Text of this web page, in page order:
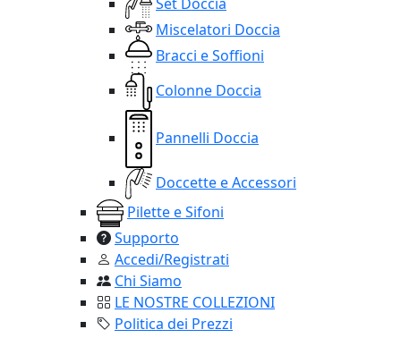
Miscelatori Doccia
Bracci e Soffioni
Colonne Doccia
Pannelli Doccia
Doccette e Accessori
Pilette e Sifoni
Supporto
Accedi/Registrati
Chi Siamo
LE NOSTRE COLLEZIONI
Politica dei Prezzi